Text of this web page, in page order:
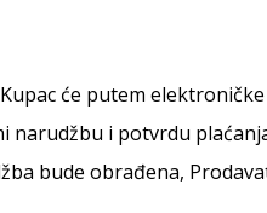
će putem
narudžbu i potvrdu
bude obrađena,